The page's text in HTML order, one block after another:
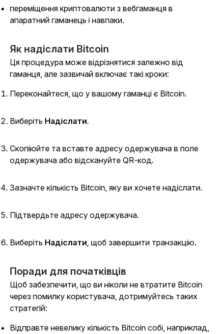
переміщення криптовалюти з вебгаманця в
апаратний гаманець і навпаки.
Як надіслати Bitcoin
Ця процедура може відрізнятися залежно від
гаманця, але зазвичай включає такі кроки:
Переконайтеся, що у вашому гаманці є Bitcoin.
Виберіть Надіслати.
Скопіюйте та вставте адресу одержувача в поле
одержувача або відскануйте QR-код.
Зазначте кількість Bitcoin, яку ви хочете надіслати.
Підтвердьте адресу одержувача.
Виберіть Надіслати, щоб завершити транзакцію.
Поради для початківців
Щоб забезпечити, що ви ніколи не втратите Bitcoin
через помилку користувача, дотримуйтесь таких
стратегій:
Відправте невелику кількість Bitcoin собі, наприклад,